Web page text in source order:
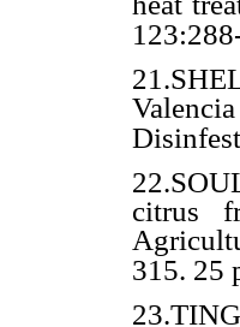
citrus
315. 25